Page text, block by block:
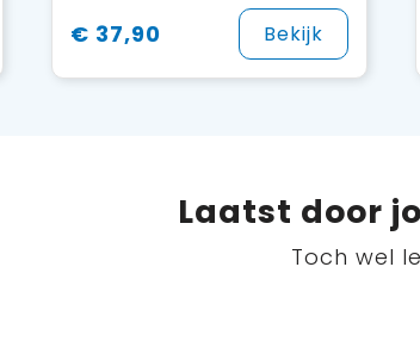
€ 37,90 Bekijk
Laatst door
Toch wel